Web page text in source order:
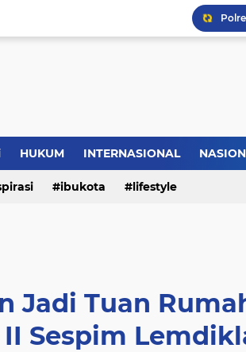
HUKUM INTERNASIONAL
ibukota lifestyle
Jadi Tuan
Sespim